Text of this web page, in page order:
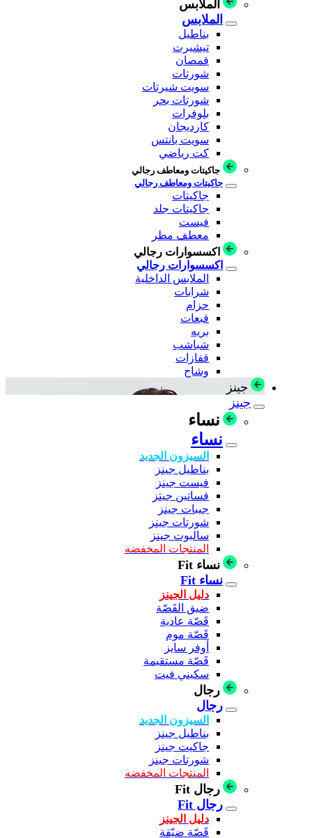
الملابس
الملابس
بناطيل
تيشيرت
قمصان
شورتات
سويت شيرتات
شورتات بحر
بلوفرات
كارديجان
سويت بانتس
كت رياضي
جاكيتات ومعاطف رجالي
جاكيتات ومعاطف رجالي
جاكيتات
جاكيتات جلد
فيست
معطف مطر
اكسسوارات رجالي
اكسسوارات رجالي
الملابس الداخلية
شرابات
حزام
قبعات
بريه
شباشب
قفازات
وشاح
جينز
جينز
نساء
نساء
السيزون الجديد
بناطيل جينز
فيست جينز
فساتين جيتز
جيبات جينز
شورتات جينز
سالبوت جينز
المنتجات المخفضه
نساء Fit
نساء Fit
دليل الجينز
ضيق القَصّة
قَصّة عادية
قَصّة موم
أوفر سايز
قَصّة مستقيمة
سكيني فيت
رجال
رجال
السيزون الجديد
بناطيل جينز
جاكيت جينز
شورتات جينز
المنتجات المخفضه
رجال Fit
رجال Fit
دليل الجينز
قَصّة ضيّقة